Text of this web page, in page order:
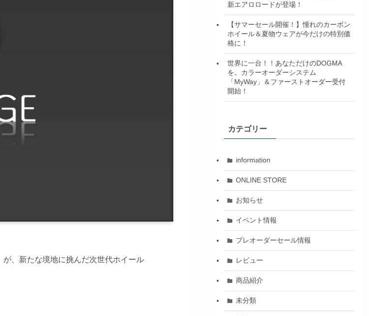
が、新たな境地に挑んだ次世代ホイール
新エアロロードが登場！
【サマーセール開催！】憧れのカーボン
ホイール＆夏物ウェアが今だけの特別価
格に！
世界に一台！！あなただけのDOGMA
を。カラーオーダーシステム
「MyWay」＆ファーストオーダー受付
開始！
カテゴリー
information
ONLINE STORE
お知らせ
イベント情報
プレオーダーセール情報
レビュー
商品紹介
未分類